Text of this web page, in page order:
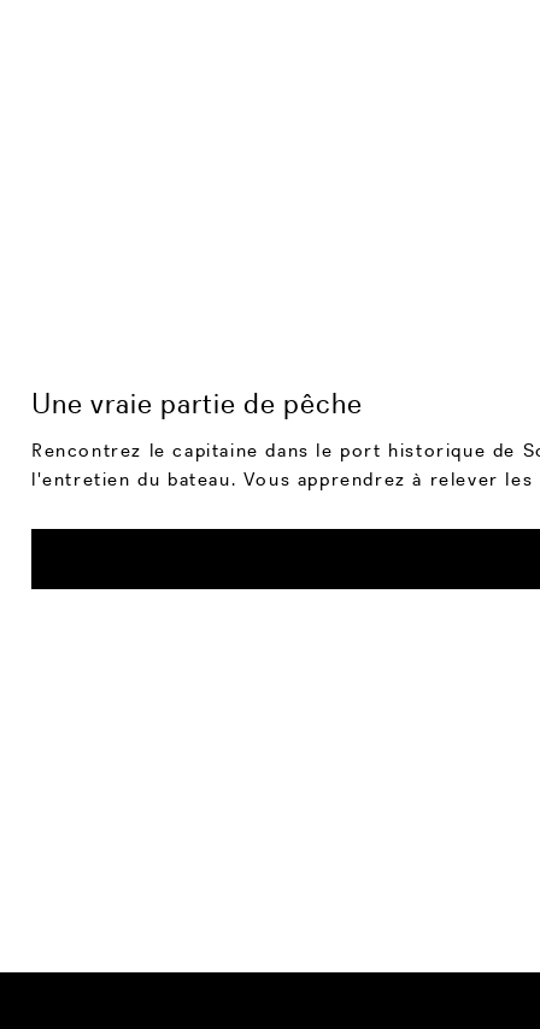
Une vraie partie de pêche
Rencontrez le capitaine dans le port historique de
l'entretien du bateau. Vous apprendrez à relever